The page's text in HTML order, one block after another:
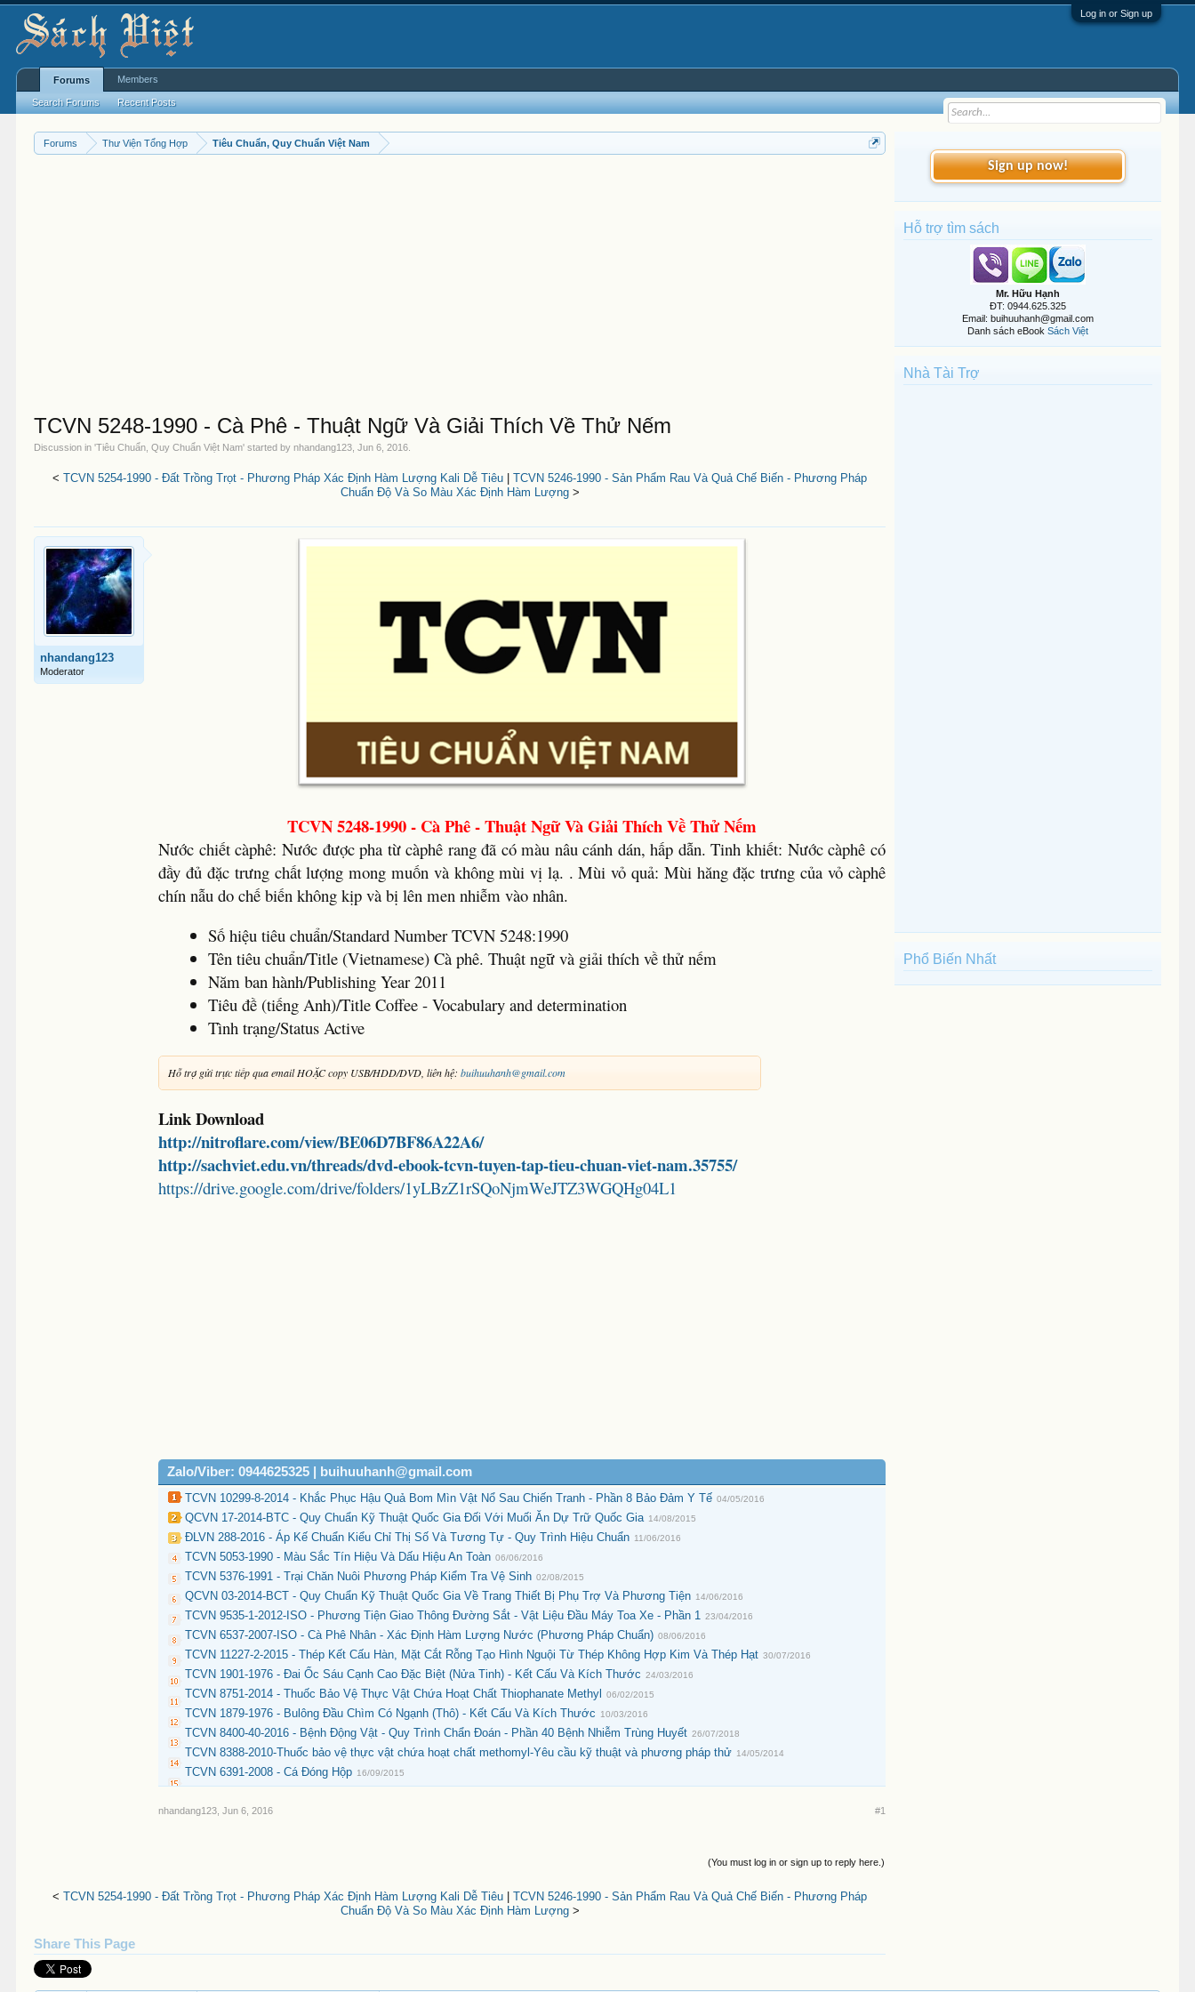
Log in or Sign up
Forums Thư Viện Tổng Hợp Tiêu Chuẩn, Quy Chuẩn Việt Nam
TCVN 5248-1990 - Cà Phê - Thuật Ngữ Và Giải Thích Về Thử Nếm
Discussion in 'Tiêu Chuẩn, Quy Chuẩn Việt Nam' started bynhandang123 ,Jun 6, 2016
< TCVN 5254-1990 - Đất Trồng Trọt - Phương Pháp Xác Định Hàm Lượng Kali Dễ Tiêu
TCVN 5246-1990 - Sản Phẩm Rau Và Quả Chế Biến - Phương Pháp
Chuẩn Độ Và So Màu Xác Định Hàm Lượng>
nhandang123
Moderator
TCVN 5248-1990 - Cà Phê - Thuật Ngữ Và Giải Thích Về Thử Nếm
Nước chiết càphê: Nước được pha từ càphê rang đã có màu nâu cánh dán, hấp dẫn. Tinh khiết: Nước càphê có
đầy đủ đặc trưng chất lượng mong muốn và không mùi vị lạ. . Mùi vỏ quả: Mùi hăng đặc trưng của vỏ càphê
chín nẫu do chế biến không kịp và bị lên men nhiễm vào nhân.
Số hiệu tiêu chuẩn/Standard Number TCVN 5248:1990
Tên tiêu chuẩn/Title (Vietnamese) Cà phê. Thuật ngữ và giải thích về thử nếm
Năm ban hành/Publishing Year 2011
Tiêu đề (tiếng Anh)/Title Coffee - Vocabulary and determination
Tình trạng/Status Active
Hỗ trợ gửi trực tiếp qua email HOẶC copy USB/HDD/DVD, liên hệ:buihuuhanh@gmail.com
Link Download
http://nitroflare.com/view/BE06D7BF86A22A6/
http://sachviet.edu.vn/threads/dvd-ebook-tcvn-tuyen-tap-tieu-chuan-viet-nam.35755/
https://drive.google.com/drive/folders/1yLBzZ1rSQoNjmWeJTZ3WGQHg04L1
Zalo/Viber: 0944625325 | buihuuhanh@gmail.com
TCVN 10299-8-2014 - Khắc Phục Hậu Quả Bom Mìn Vật Nổ Sau Chiến Tranh - Phần 8 Bảo Đảm Y Tế 04/05/2016
QCVN 17-2014-BTC - Quy Chuẩn Kỹ Thuật Quốc Gia Đối Với Muối Ăn Dự Trữ Quốc Gia 14/08/2015
ĐLVN 288-2016 - Áp Kế Chuẩn Kiểu Chỉ Thị Số Và Tương Tự - Quy Trình Hiệu Chuẩn 11/06/2016
TCVN 5053-1990 - Màu Sắc Tín Hiệu Và Dấu Hiệu An Toàn 06/06/2016
TCVN 5376-1991 - Trại Chăn Nuôi Phương Pháp Kiểm Tra Vệ Sinh 02/08/2015
QCVN 03-2014-BCT - Quy Chuẩn Kỹ Thuật Quốc Gia Về Trang Thiết Bị Phụ Trợ Và Phương Tiện 14/06/2016
TCVN 9535-1-2012-ISO - Phương Tiện Giao Thông Đường Sắt - Vật Liệu Đầu Máy Toa Xe - Phần 1 23/04/2016
TCVN 6537-2007-ISO - Cà Phê Nhân - Xác Định Hàm Lượng Nước (Phương Pháp Chuẩn) 08/06/2016
TCVN 11227-2-2015 - Thép Kết Cấu Hàn, Mặt Cắt Rỗng Tạo Hình Nguội Từ Thép Không Hợp Kim Và Thép Hạt 30/07/2016
TCVN 1901-1976 - Đai Ốc Sáu Cạnh Cao Đặc Biệt (Nửa Tinh) - Kết Cấu Và Kích Thước 24/03/2016
TCVN 8751-2014 - Thuốc Bảo Vệ Thực Vật Chứa Hoạt Chất Thiophanate Methyl 06/02/2015
TCVN 1879-1976 - Bulông Đầu Chìm Có Ngạnh (Thô) - Kết Cấu Và Kích Thước 10/03/2016
TCVN 8400-40-2016 - Bệnh Động Vật - Quy Trình Chẩn Đoán - Phần 40 Bệnh Nhiễm Trùng Huyết 26/07/2018
TCVN 8388-2010-Thuốc bảo vệ thực vật chứa hoạt chất methomyl-Yêu cầu kỹ thuật và phương pháp thử 14/05/2014
TCVN 6391-2008 - Cá Đóng Hộp 16/09/2015
nhandang123 Jun 6, 2016 #1
(You must log in or sign up to reply here.)
< TCVN 5254-1990 - Đất Trồng Trọt - Phương Pháp Xác Định Hàm Lượng Kali Dễ Tiêu
TCVN 5246-1990 - Sản Phẩm Rau Và Quả Chế Biến - Phương Pháp
Chuẩn Độ Và So Màu Xác Định Hàm Lượng>
Share This Page
Sign up now!
Hỗ trợ tìm sách
Mr. Hữu Hạnh
ĐT: 0944.625.325
Email: buihuuhanh@gmail.com
Danh sách eBook Sách Việt
Nhà Tài Trợ
Phổ Biến Nhất
Forums
Search Forums Recent Posts
Members